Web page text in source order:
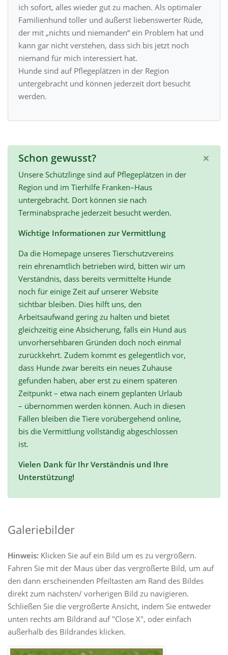
ich sofort, alles wieder gut zu machen. Als optimaler
Familienhund toller und äußerst liebenswerter Rüde,
der mit „nichts und niemanden“ ein Problem hat und
kann gar nicht verstehen, dass sich bis jetzt noch
niemand für mich interessiert hat.
Hunde sind auf Pflegeplätzen in der Region
untergebracht und können jederzeit dort besucht
werden.
×
Schon gewusst?
Unsere Schützlinge sind auf Pflegeplätzen in der
Region und im Tierhilfe Franken–Haus
untergebracht. Dort können sie nach
Terminabsprache jederzeit besucht werden.
Wichtige Informationen zur Vermittlung
Da die Homepage unseres Tierschutzvereins
rein ehrenamtlich betrieben wird, bitten wir um
Verständnis, dass bereits vermittelte Hunde
noch für einige Zeit auf unserer Website
sichtbar bleiben. Dies hilft uns, den
Arbeitsaufwand gering zu halten und bietet
gleichzeitig eine Absicherung, falls ein Hund aus
unvorhersehbaren Gründen doch noch einmal
zurückkehrt. Zudem kommt es gelegentlich vor,
dass Hunde zwar bereits ein neues Zuhause
gefunden haben, aber erst zu einem späteren
Zeitpunkt – etwa nach einem geplanten Urlaub
– übernommen werden können. Auch in diesen
Fällen bleiben die Tiere vorübergehend online,
bis die Vermittlung vollständig abgeschlossen
ist.
Vielen Dank für Ihr Verständnis und Ihre
Unterstützung!
Galeriebilder
Hinweis: Klicken Sie auf ein Bild um es zu vergrößern.
Fahren Sie mit der Maus über das vergrößerte Bild, um auf
den dann erscheinenden Pfeiltasten am Rand des Bildes
direkt zum nächsten/ vorherigen Bild zu navigieren.
Schließen Sie die vergrößerte Ansicht, indem Sie entweder
unten rechts am Bildrand auf "Close X", oder einfach
außerhalb des Bildrandes klicken.